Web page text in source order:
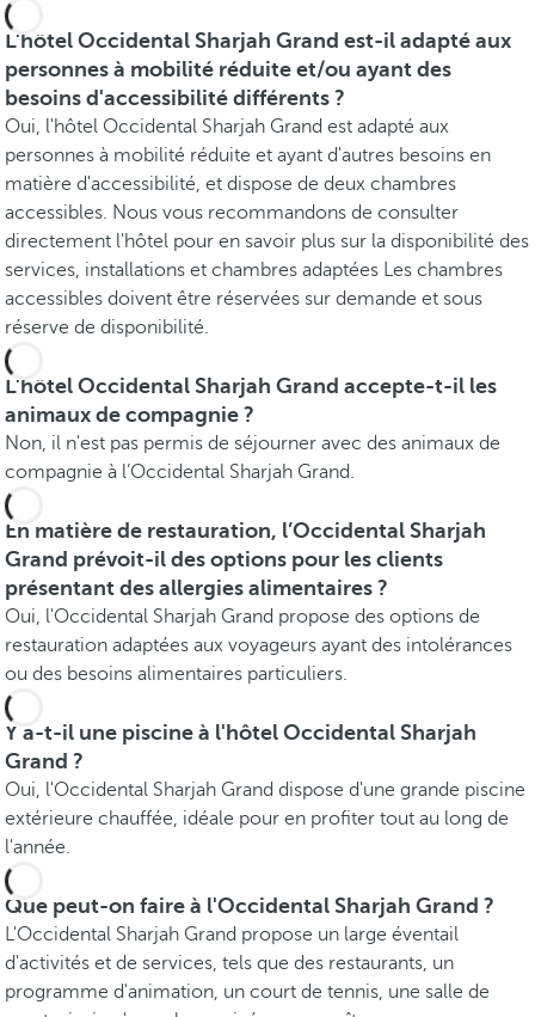
L'hôtel Occidental Sharjah Grand est-il adapté aux
personnes à mobilité réduite et/ou ayant des
besoins d'accessibilité différents ?
Oui, l'hôtel Occidental Sharjah Grand est adapté aux
personnes à mobilité réduite et ayant d'autres besoins en
matière d'accessibilité, et dispose de deux chambres
accessibles. Nous vous recommandons de consulter
directement l'hôtel pour en savoir plus sur la disponibilité des
services, installations et chambres adaptées Les chambres
accessibles doivent être réservées sur demande et sous
réserve de disponibilité.
L'hôtel Occidental Sharjah Grand accepte-t-il les
animaux de compagnie ?
Non, il n'est pas permis de séjourner avec des animaux de
compagnie à l’Occidental Sharjah Grand.
En matière de restauration, l’Occidental Sharjah
Grand prévoit-il des options pour les clients
présentant des allergies alimentaires ?
Oui, l'Occidental Sharjah Grand propose des options de
restauration adaptées aux voyageurs ayant des intolérances
ou des besoins alimentaires particuliers.
Y a-t-il une piscine à l'hôtel Occidental Sharjah
Grand ?
Oui, l'Occidental Sharjah Grand dispose d'une grande piscine
extérieure chauffée, idéale pour en profiter tout au long de
l'année.
Que peut-on faire à l'Occidental Sharjah Grand ?
L'Occidental Sharjah Grand propose un large éventail
d'activités et de services, tels que des restaurants, un
programme d'animation, un court de tennis, une salle de